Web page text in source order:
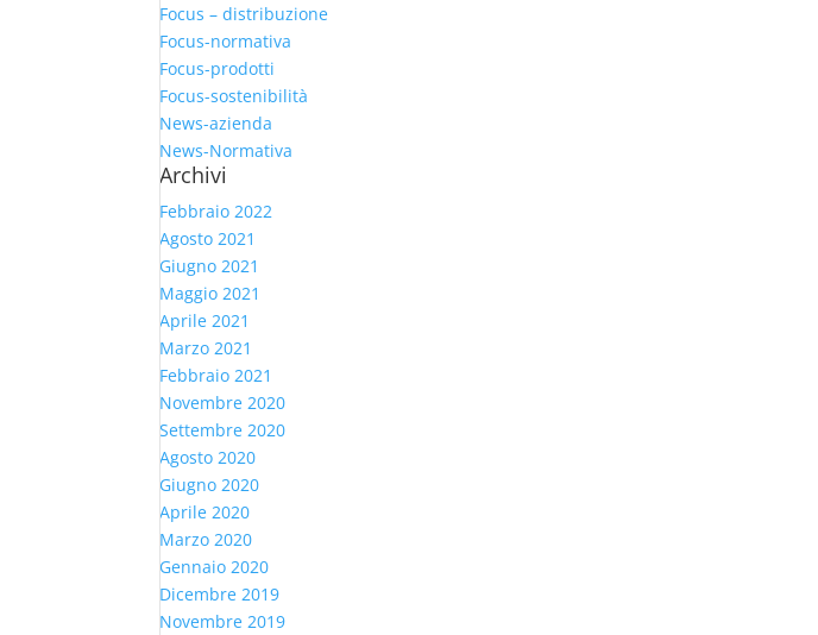
Focus – distribuzione
Focus-normativa
Focus-prodotti
Focus-sostenibilità
News-azienda
News-Normativa
Archivi
Febbraio 2022
Agosto 2021
Giugno 2021
Maggio 2021
Aprile 2021
Marzo 2021
Febbraio 2021
Novembre 2020
Settembre 2020
Agosto 2020
Giugno 2020
Aprile 2020
Marzo 2020
Gennaio 2020
Dicembre 2019
Novembre 2019